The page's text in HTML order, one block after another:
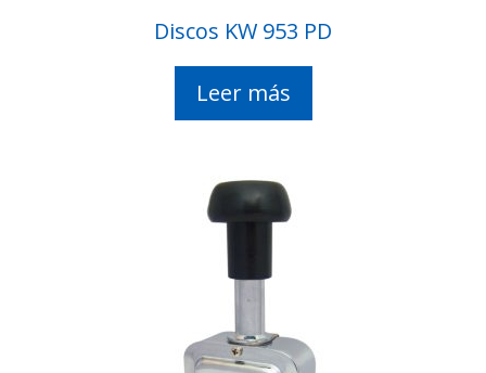
Discos KW 953 PD
Leer más